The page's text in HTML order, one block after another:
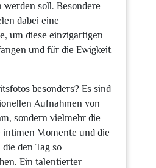
soll. Besondere
dabei eine
um diese einzigartigen
und für die Ewigkeit
besonders? Es sind
Aufnahmen von
sondern vielmehr die
Momente und die
den Tag so
Ein talentierter